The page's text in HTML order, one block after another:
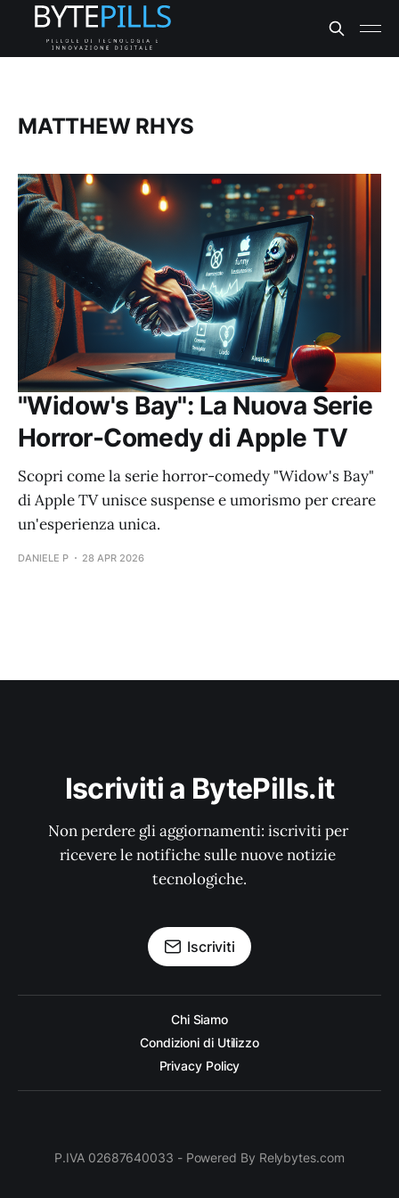
MATTHEW RHYS
"Widow's Bay": La Nuova Serie
Horror-Comedy di Apple TV
Scopri come la serie horror-comedy "Widow's Bay"
di Apple TV unisce suspense e umorismo per creare
un'esperienza unica.
DANIELE P 28 APR 2026
Iscriviti a BytePills.it
Non perdere gli aggiornamenti: iscriviti per
ricevere le notifiche sulle nuove notizie
tecnologiche.
Iscriviti
Chi Siamo
Condizioni di Utilizzo
Privacy Policy
P.IVA 02687640033 - Powered By Relybytes.com